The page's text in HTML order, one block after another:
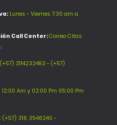
Lunes - Viernes 7:30 am a
Call Center:Correo Citas:
3114232493 - (+57)
Am y 02:00 Pm 05:00 Pm
: (+57) 318 3546240 -